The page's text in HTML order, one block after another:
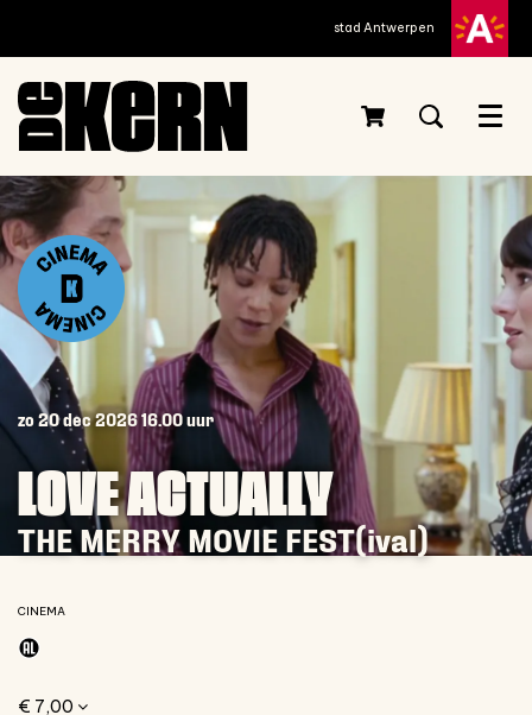
stad Antwerpen
Menu
LOVE ACTUALLY
THE MERRY MOVIE FEST(ival)
zo 20 dec 202616.00 uur
CINEMA
€ 7,00